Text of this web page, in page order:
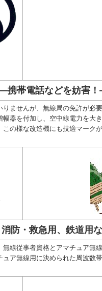
帯電話などを妨害
ませんが、無線局の免許が
器を付加し、空中線電力を大
の様な改造機にも技適マーク
防・救急用、鉄道用
線従事者資格とアマチュア無
ア無線用に決められた周波数